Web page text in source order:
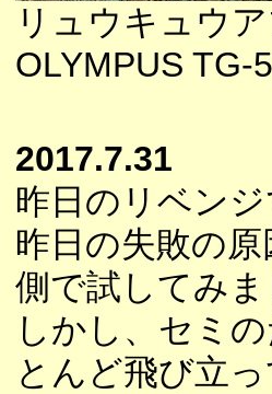
リュウキュウ
OLYMPUS TG-
2017.7.31
昨日のリベン
昨日の失敗の
側で試してみま
しかし、セミ
とんど飛び立